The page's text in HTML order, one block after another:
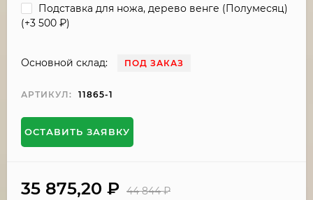
Подставка для ножа, дерево венге (Полумесяц)
(+3 500 ₽)
Основной склад: ПОД ЗАКАЗ
АРТИКУЛ: 11865-1
ОСТАВИТЬ ЗАЯВКУ
35 875,20 ₽ 44 844₽